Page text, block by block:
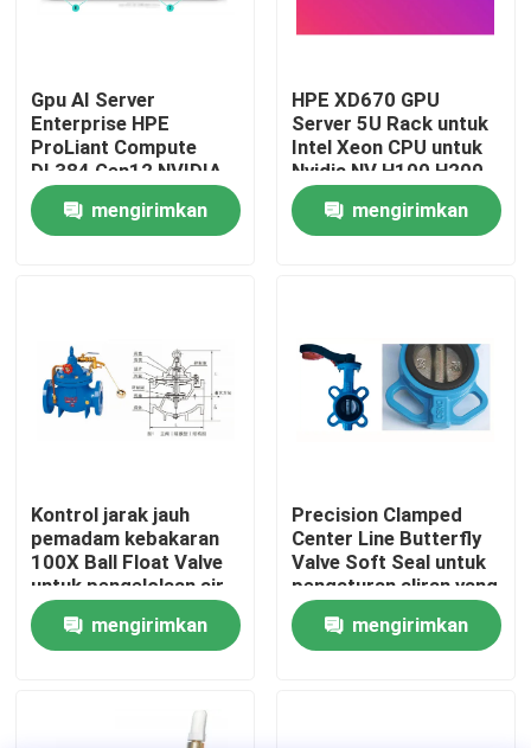
Produk
Video
Tur Pabrik
Kontrol Kualitas
Hubungi Kami
Minta Kutipan
Sumber Daya lintas batas
Gpu AI Server
Enterprise HPE
ProLiant Compute
DL384 Gen12 NVIDIA
GH200 NVL2
Perhitungan Gratis
Private Cloud Rack
mengirimkan
HPE XD670 GPU
Server 5U Rack untuk
Intel Xeon CPU untuk
Nvidia NV H100 H200
H800 PCIE/SXM Nvlink
AI Supercomputing
Case
mengirimkan
Kontrol jarak jauh
pemadam kebakaran
100X Ball Float Valve
untuk pengelolaan air
mengirimkan
Precision Clamped
Center Line Butterfly
Valve Soft Seal untuk
pengaturan aliran yang
akurat
mengirimkan